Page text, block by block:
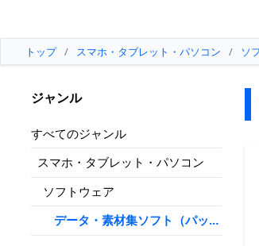
トップ / スマホ・タブレット・パソコン / ソ
ジャンル
すべてのジャンル
スマホ・タブレット・パソコン
ソフトウェア
データ・素材集ソフト（パッケ
ージ版）